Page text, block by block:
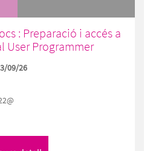
: Preparació i accés a
User Programmer
09/26